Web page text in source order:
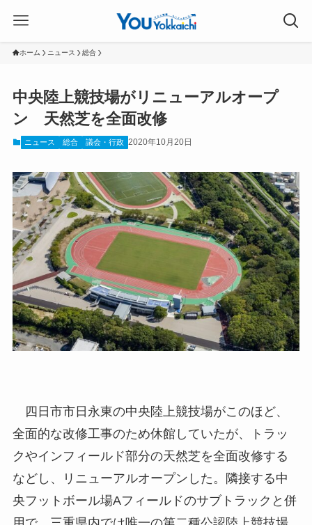
ホーム ニュース 総合
中央陸上競技場がリニューアルオープ
ン 天然芝を全面改修
ニュース 総合 議会・行政 2020年10月20日
四日市市日永東の中央陸上競技場がこのほど、
全面的な改修工事のため休館していたが、トラッ
クやインフィールド部分の天然芝を全面改修する
などし、リニューアルオープンした。隣接する中
央フットボール場Aフィールドのサブトラックと併